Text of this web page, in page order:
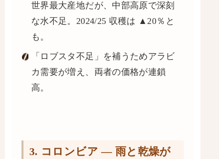
世界最大産地だが、中部高原で深刻
な水不足。2024/25 収穫は ▲20％と
も。
「ロブスタ不足」を補うためアラビ
カ需要が増え、両者の価格が連鎖
高。
3. コロンビア ― 雨と乾燥が